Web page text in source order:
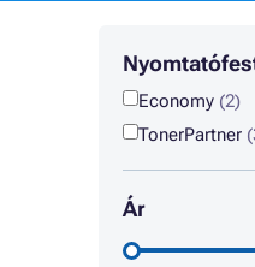
Economy (2)
TonerPartner
Ár